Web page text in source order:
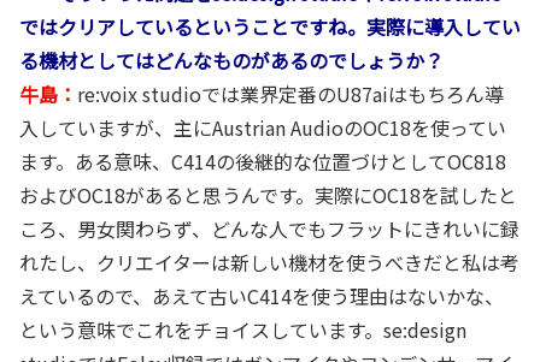
ではクリアしているということですね。実際に導入してい
る機材としてはどんなものがあるのでしょうか？
牛島： re:voix studioでは業界定番のU87aiはもちろん導
入していますが、主にAustrian AudioのOC18を使ってい
ます。ある意味、C414の後継的な位置づけとしてOC818
およびOC18があると思うんです。実際にOC18を試したと
ころ、男女関わらず、どんな人でもフラットにきれいに録
れたし、クリエイターは新しい機材を使うべきだと私は考
えているので、あえて古いC414を使う理由はないかな、
という意味でこれをチョイスしています。se:design